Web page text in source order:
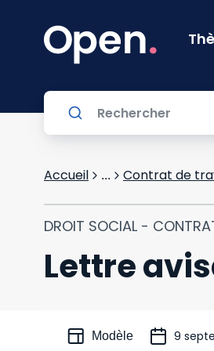
Accueil ... Contrat de
DROIT SOCIAL -
Lettre
Modèle 9